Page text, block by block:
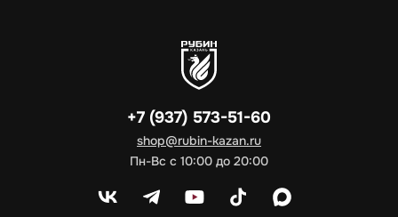
+7 (937) 573-51-60
shop@rubin-kazan.ru
Пн-Вс с 10:00 до 20:00